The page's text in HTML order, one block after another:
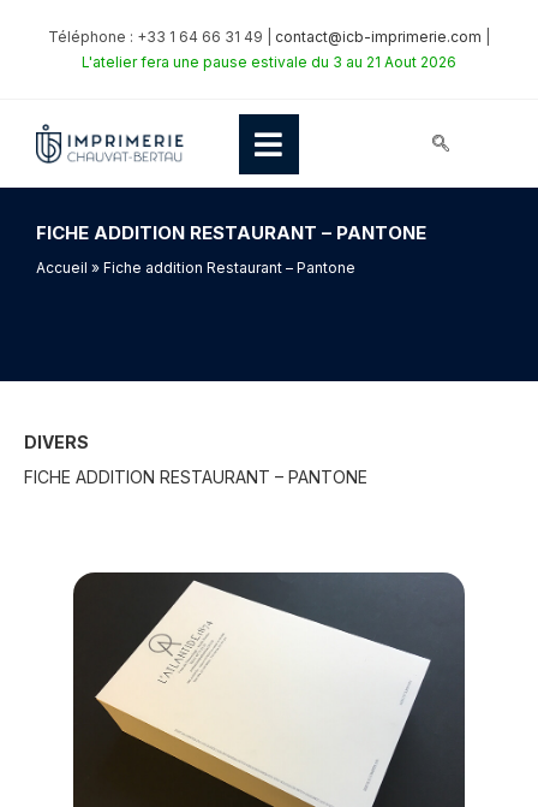
Téléphone : +33 1 64 66 31 49 | contact@icb-imprimerie.com
L'atelier fera une pause estivale du 3 au 21 Aout 2026
FICHE ADDITION RESTAURANT – PANTONE
Accueil » Fiche addition Restaurant – Pantone
DIVERS
FICHE ADDITION RESTAURANT – PANTONE